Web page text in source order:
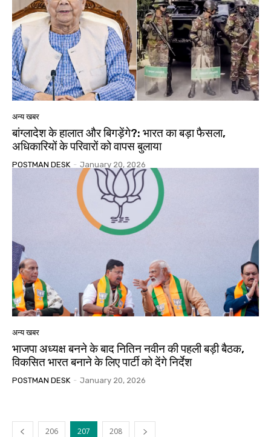
अन्य खबर
बांग्लादेश के हालात और बिगड़ेंगे?: भारत का बड़ा फैसला,
अधिकारियों के परिवारों को वापस बुलाया
POSTMAN DESK - January 20, 2026
अन्य खबर
भाजपा अध्यक्ष बनने के बाद नितिन नवीन की पहली बड़ी बैठक,
विकसित भारत बनाने के लिए पार्टी को देंगे निर्देश
POSTMAN DESK - January 20, 2026
206 207 208